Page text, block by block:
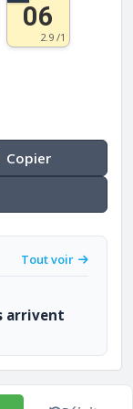
06
2.9 /1
Copier
Tout voir
arrivent